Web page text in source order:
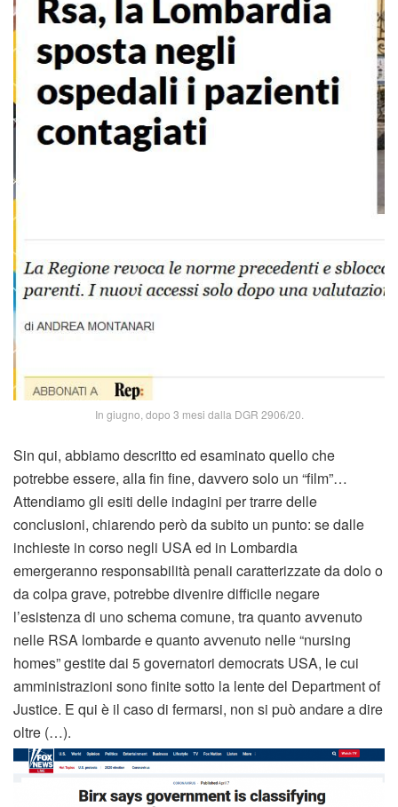
In giugno, dopo 3 mesi dalla DGR 2906/20.
Sin qui, abbiamo descritto ed esaminato quello che
potrebbe essere, alla fin fine, davvero solo un “film”…
Attendiamo gli esiti delle indagini per trarre delle
conclusioni, chiarendo però da subito un punto: se dalle
inchieste in corso negli USA ed in Lombardia
emergeranno responsabilità penali caratterizzate da dolo o
da colpa grave, potrebbe divenire difficile negare
l’esistenza di uno schema comune, tra quanto avvenuto
nelle RSA lombarde e quanto avvenuto nelle “nursing
homes” gestite dai 5 governatori democrats USA, le cui
amministrazioni sono finite sotto la lente del Department of
Justice. E qui è il caso di fermarsi, non si può andare a dire
oltre (…).